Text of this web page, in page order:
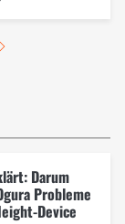
Darum
Probleme
Device